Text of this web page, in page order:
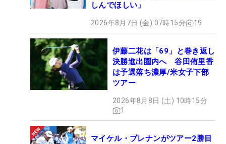
しんでほしい」
2026年8月7日 (金) 07時15分 19
伊藤二花は「69」と巻き返し
決勝進出圏内へ 谷田侑里香
は予選落ち濃厚/米女子下部
ツアー
2026年8月8日 (土) 10時15分
1
マイケル・ブレナンがツアー2勝目